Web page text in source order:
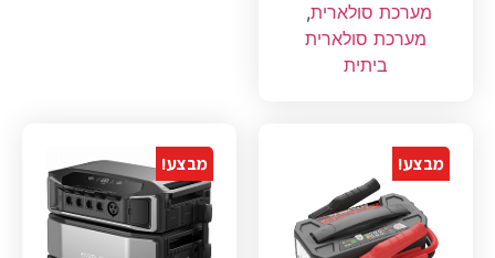
מערכת סולארית,
מערכת סולארית
ביתית
מבצע! מבצע!